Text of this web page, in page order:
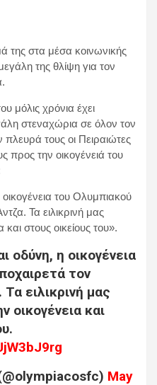
στα μέσα κοινωνικής
της θλίψη για τον
μόλις χρόνια έχει
στεναχώρια σε όλον τον
τους οι Πειραιώτες
προς την οικογένειά του
του Ολυμπιακού
Τα ειλικρινή μας
στους οικείους του».
οδύνη, η οικογένεια
τον
ειλικρινή μας
οικογένεια και
May